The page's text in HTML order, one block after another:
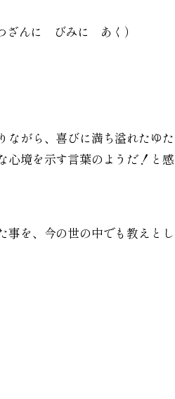
ざんに びみに あく）
ながら、喜びに満ち溢れたゆ
心境を示す言葉のようだ！と
事を、今の世の中でも教えと